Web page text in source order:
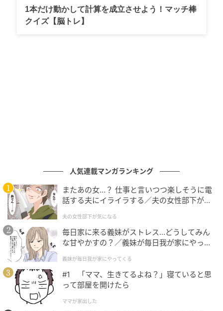
葉と涙で包まれました。
久しぶりの再会＝尾道市立美術館公式Xより
公式Xに投稿された映像では、2匹の彫刻を大切に運び
込む警備員の姿や、久しぶりの再会を噛みしめるよう
に木彫りの彫刻をなでる姿が映し出されていました。
「ケンちゃんよぉ、元気でおったんかぁ…」と、当時
と変わらない優しい声をかけながら、頭や背中を撫で
る警備員さんの姿に、SNS上では再び感動の輪が広が
っています。
1本だけ動かして計算を成立させよう！マッチ棒
クイズ【脳トレ】
人気連載マンガランキング
またあの女…？ 仕事と言いつつ楽しそうに電
話する夫にイライラする／夫の女性部下が気
夫の女性部下が気になる
毎日家に来る義妹がストレス…どうしてみん
な甘やかすの？／義妹が毎日我が家にやって
が】
義妹が毎日我が家にやってくる
#1 「ママ、生きてるよね？」寝ていると思
って部屋を開けたら
ママが家出した